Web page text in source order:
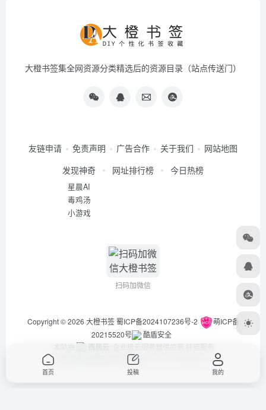
大橙书签集全网资源分类精选后的资源目录（站点传送门）
友链申请 免责声明 广告合作 关于我们
网站地图
发现神奇
星晨AI
毒鸡汤
小游戏
网址排行榜 今日热榜
扫码加微信
Copyright © 2026 大橙书签 蜀ICP备2024107236号-2
萌ICP备
20215520号
酷盾安全
本站由
西风云 企业级云服务器供应商 托管服务
违法举报/投稿等事物联系邮箱：arch_chen@qq.com
首页 投稿 我的